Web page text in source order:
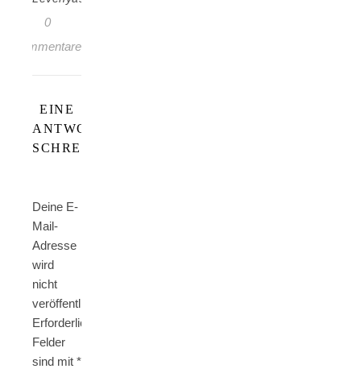
0
Kommentare
EINE
ANTWORT
SCHREIBEN
Deine E-
Mail-
Adresse
wird
nicht
veröffentlicht.
Erforderliche
Felder
sind mit *